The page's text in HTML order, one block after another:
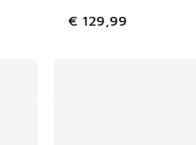
gefallen€ 129,99